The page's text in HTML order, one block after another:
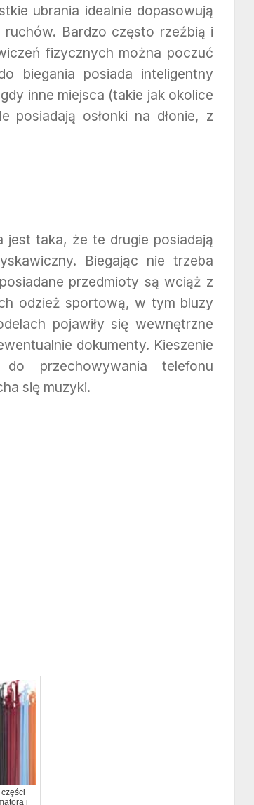
ubrania idealnie dopasowują
ruchów. Bardzo często rzeźbią i
fizycznych można poczuć
biegania posiada inteligentny
inne miejsca (takie jak okolice
posiadają osłonki na dłonie, z
jest taka, że te drugie posiadają
Biegając nie trzeba
przedmioty są wciąż z
odzież sportową, w tym bluzy
pojawiły się wewnętrzne
dokumenty. Kieszenie
przechowywania telefonu
się muzyki.
i